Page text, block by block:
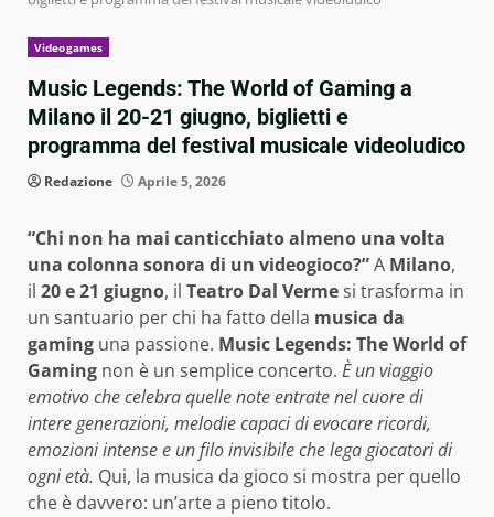
Videogames
Music Legends: The World of Gaming a
Milano il 20-21 giugno, biglietti e
programma del festival musicale videoludico
Redazione Aprile 5, 2026
“Chi non ha mai canticchiato almeno una volta
una colonna sonora di un videogioco?”A Milano,
il 20 e 21 giugno, il Teatro Dal Vermesi trasforma in
un santuario per chi ha fatto della musica da
gaming una passione. Music Legends: The World of
Gaming non è un semplice concerto. È un viaggio
emotivo che celebra quelle note entrate nel cuore di
intere generazioni, melodie capaci di evocare ricordi,
emozioni intense e un filo invisibile che lega giocatori di
ogni età. Qui, la musica da gioco si mostra per quello
che è davvero: un’arte a pieno titolo.